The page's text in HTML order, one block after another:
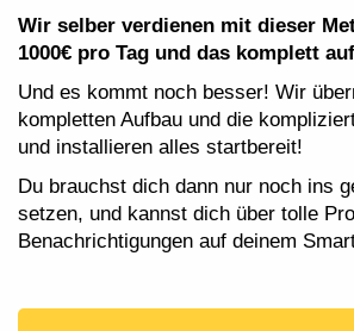
Wir selber verdienen mit dieser
1000€ pro Tag und das komplett
Und es kommt noch besser! Wir
kompletten Aufbau und die
und installieren alles startbereit!
Du brauchst dich dann nur noch ins
setzen, und kannst dich über tolle
Benachrichtigungen auf deinem